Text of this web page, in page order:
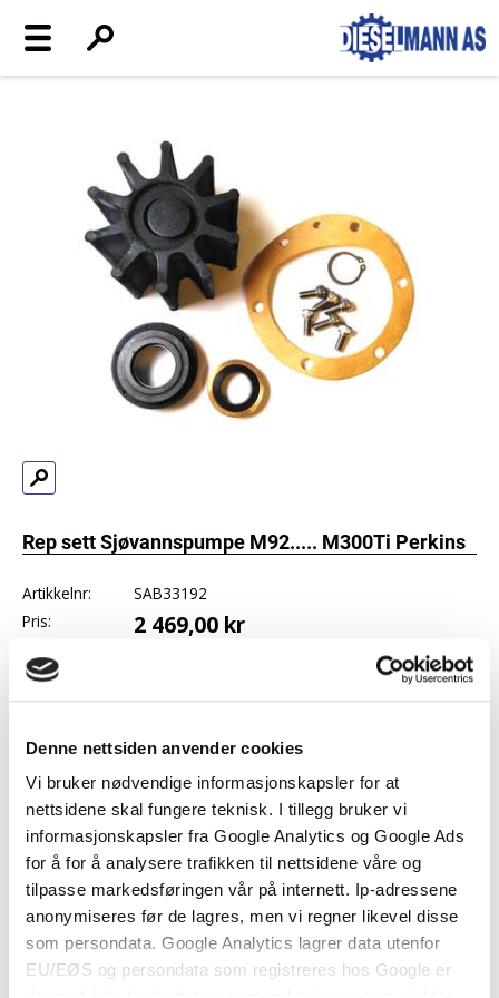
Denne nettsiden anvender cookies
Vi bruker nødvendige informasjonskapsler for at
nettsidene skal fungere teknisk. I tillegg bruker vi
informasjonskapsler fra Google Analytics og Google Ads
for å for å analysere trafikken til nettsidene våre og
tilpasse markedsføringen vår på internett. Ip-adressene
anonymiseres før de lagres, men vi regner likevel disse
som persondata. Google Analytics lagrer data utenfor
EU/EØS og persondata som registreres hos Google er
Rep sett Sjøvannspumpe M92..... M300Ti Perkins
Artikkelnr:
SAB33192
Pris:
2 469,00 kr
Antall:
Ønskeliste
Logg innellerregistrer deg for å benytte ønskelister.
Produktbeskrivelse
Rep sett sjøvannspumpe for M92 - M115T - M130C -
M185C - M215C - M265Ti - M300Ti Perkins
Settet inneholder: Akseltetning, impeller, pakning og
skruer for 4GM -4TGM-6TG2AM- 6TWGM - M92 -
M130C - M185C - M215C- M265Ti - M300Ti.